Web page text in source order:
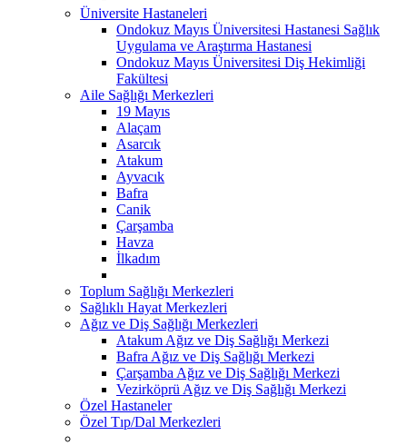
Üniversite Hastaneleri
Ondokuz Mayıs Üniversitesi Hastanesi Sağlık
Uygulama ve Araştırma Hastanesi
Ondokuz Mayıs Üniversitesi Diş Hekimliği
Fakültesi
Aile Sağlığı Merkezleri
19 Mayıs
Alaçam
Asarcık
Atakum
Ayvacık
Bafra
Canik
Çarşamba
Havza
İlkadım
Toplum Sağlığı Merkezleri
Sağlıklı Hayat Merkezleri
Ağız ve Diş Sağlığı Merkezleri
Atakum Ağız ve Diş Sağlığı Merkezi
Bafra Ağız ve Diş Sağlığı Merkezi
Çarşamba Ağız ve Diş Sağlığı Merkezi
Vezirköprü Ağız ve Diş Sağlığı Merkezi
Özel Hastaneler
Özel Tıp/Dal Merkezleri